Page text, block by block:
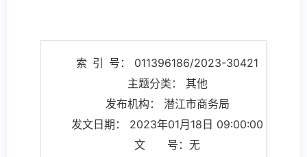
索 引 号： 011396186/2023-30421
主题分类： 其他
发布机构： 潜江市商务局
发文日期： 2023年01月18日 09:00:00
文 号：无